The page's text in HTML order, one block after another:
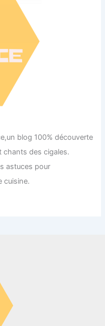
blog 100% découverte
chants des cigales.
astuces pour
cuisine.